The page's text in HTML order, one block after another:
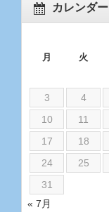
カレンダー
月 火
3
4
10
11
17
18
24
25
31
« 7月